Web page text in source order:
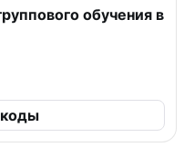
обучения в